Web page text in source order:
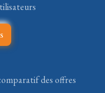
des offres